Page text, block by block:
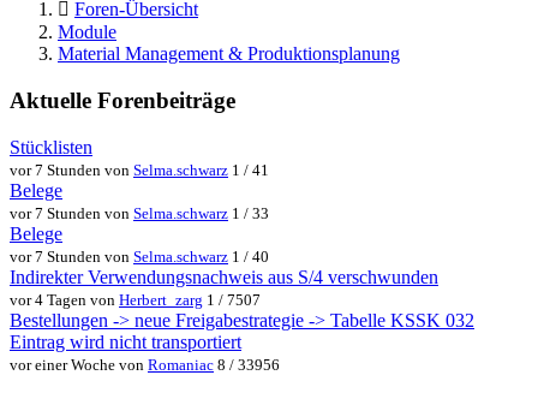
Foren-Übersicht
Module
Material Management & Produktionsplanung
Aktuelle Forenbeiträge
Stücklisten
vor 7 Stunden von Selma.schwarz 1 / 41
Belege
vor 7 Stunden von Selma.schwarz 1 / 33
Belege
vor 7 Stunden von Selma.schwarz 1 / 40
Indirekter Verwendungsnachweis aus S/4 verschwunden
vor 4 Tagen von Herbert_zarg 1 / 7507
Bestellungen -> neue Freigabestrategie -> Tabelle KSSK 032
Eintrag wird nicht transportiert
vor einer Woche von Romaniac 8 / 33956